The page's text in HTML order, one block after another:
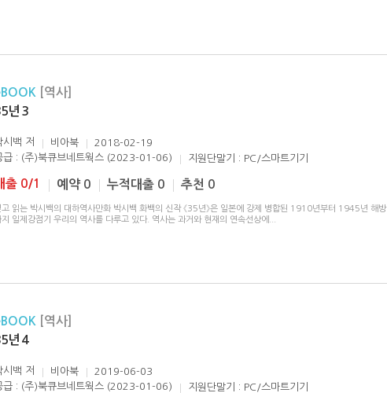
[역사]
년 3
시백 저 비아북
2018-02-19
급 : (주)북큐브네트웍스 (2023-01-06)
지원단말기 : PC/스마트기기
출 0/1 예약 0 누적대출 0 추천 0
고 읽는 박시백의 대하역사만화 박시백 화백의 신작 《35년》은 일본에 강제 병합된 1910년부터 1945년 해방
지 일제강점기 우리의 역사를 다루고 있다. 역사는 과거와 현재의 연속선상에
[역사]
년 4
시백 저 비아북
2019-06-03
급 : (주)북큐브네트웍스 (2023-01-06)
지원단말기 : PC/스마트기기